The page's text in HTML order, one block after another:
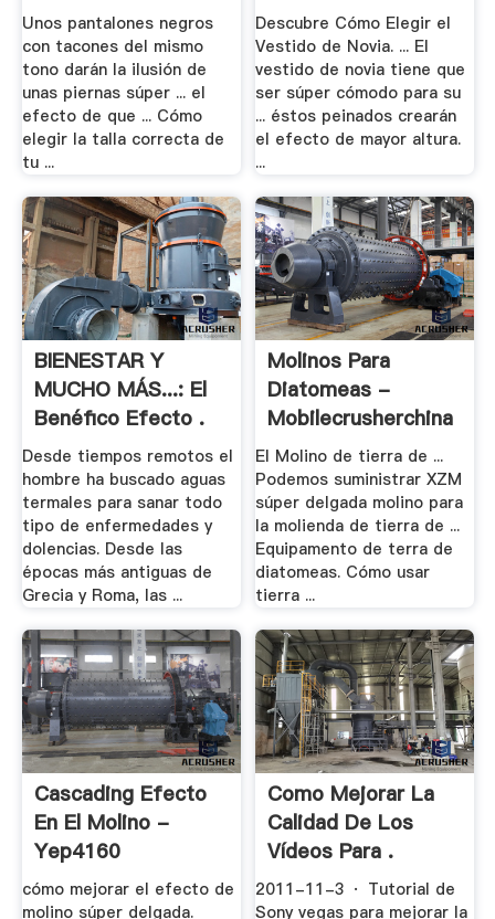
Unos pantalones negros
con tacones del mismo
tono darán la ilusión de
unas piernas súper ... el
efecto de que ... Cómo
elegir la talla correcta de
tu ...
Descubre Cómo Elegir el
Vestido de Novia. ... El
vestido de novia tiene que
ser súper cómodo para su
... éstos peinados crearán
el efecto de mayor altura.
...
BIENESTAR Y
MUCHO MÁS...: El
Benéfico Efecto .
Desde tiempos remotos el
hombre ha buscado aguas
termales para sanar todo
tipo de enfermedades y
dolencias. Desde las
épocas más antiguas de
Grecia y Roma, las ...
Molinos Para
Diatomeas -
Mobilecrusherchina
El Molino de tierra de ...
Podemos suministrar XZM
súper delgada molino para
la molienda de tierra de ...
Equipamento de terra de
diatomeas. Cómo usar
tierra ...
Cascading Efecto
En El Molino -
Yep4160
cómo mejorar el efecto de
molino súper delgada.
Como Mejorar La
Calidad De Los
Vídeos Para .
2011-11-3 · Tutorial de
Sony vegas para mejorar la